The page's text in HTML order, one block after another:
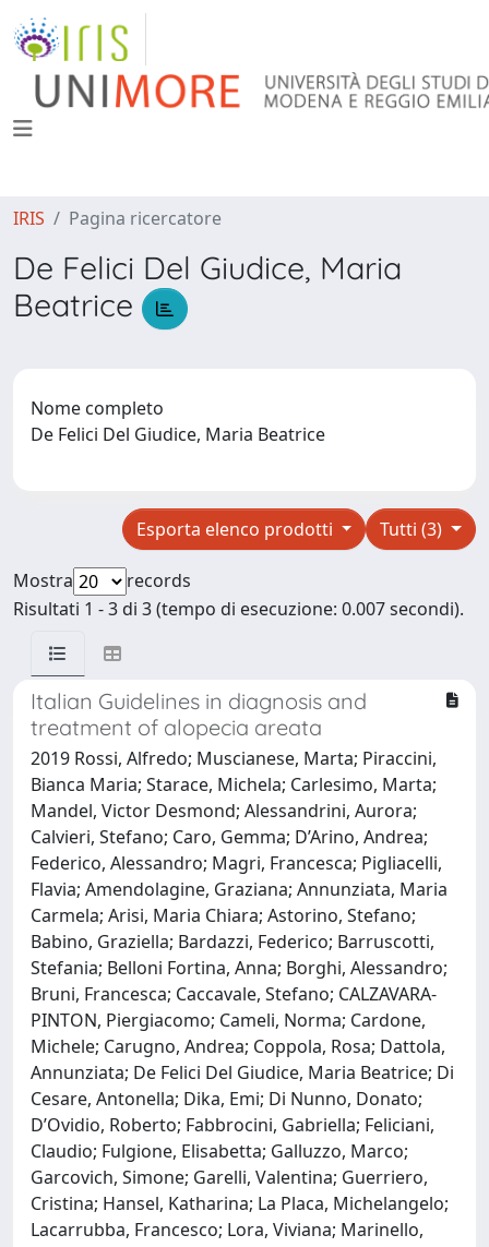
IRIS Pagina ricercatore
De Felici Del Giudice, Maria
Beatrice
Nome completo
De Felici Del Giudice, Maria Beatrice
Tutti (3)
Esporta elenco prodotti
Mostra
records
Risultati 1 - 3 di 3 (tempo di esecuzione: 0.007 secondi).
Italian Guidelines in diagnosis and
treatment of alopecia areata
2019 Rossi, Alfredo; Muscianese, Marta; Piraccini,
Bianca Maria; Starace, Michela; Carlesimo, Marta;
Mandel, Victor Desmond; Alessandrini, Aurora;
Calvieri, Stefano; Caro, Gemma; D’Arino, Andrea;
Federico, Alessandro; Magri, Francesca; Pigliacelli,
Flavia; Amendolagine, Graziana; Annunziata, Maria
Carmela; Arisi, Maria Chiara; Astorino, Stefano;
Babino, Graziella; Bardazzi, Federico; Barruscotti,
Stefania; Belloni Fortina, Anna; Borghi, Alessandro;
Bruni, Francesca; Caccavale, Stefano; CALZAVARA-
PINTON, Piergiacomo; Cameli, Norma; Cardone,
Michele; Carugno, Andrea; Coppola, Rosa; Dattola,
Annunziata; De Felici Del Giudice, Maria Beatrice; Di
Cesare, Antonella; Dika, Emi; Di Nunno, Donato;
D’Ovidio, Roberto; Fabbrocini, Gabriella; Feliciani,
Claudio; Fulgione, Elisabetta; Galluzzo, Marco;
Garcovich, Simone; Garelli, Valentina; Guerriero,
Cristina; Hansel, Katharina; La Placa, Michelangelo;
Lacarrubba, Francesco; Lora, Viviana; Marinello,